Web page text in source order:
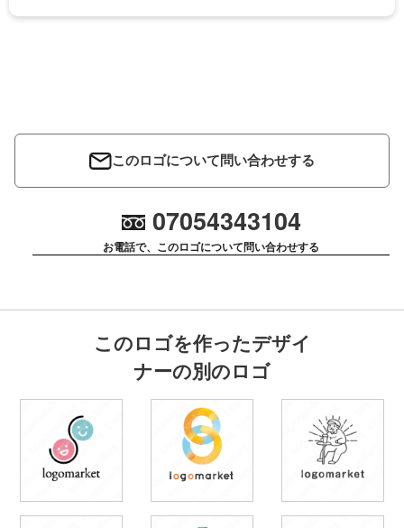
このロゴについて問い合わせする
07054343104
お電話で、このロゴについて問い合わせする
このロゴを作ったデザイ
ナーの別のロゴ